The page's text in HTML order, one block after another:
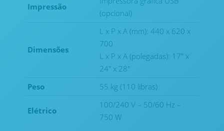
Impressão
(opcional)
Dimensões
L x P x A (mm): 440 x 620 x
700
L x P x A (polegadas): 17" x
24" x 28"
Peso
55 kg (110 libras)
Elétrico
100/240 V – 50/60 Hz –
750 W